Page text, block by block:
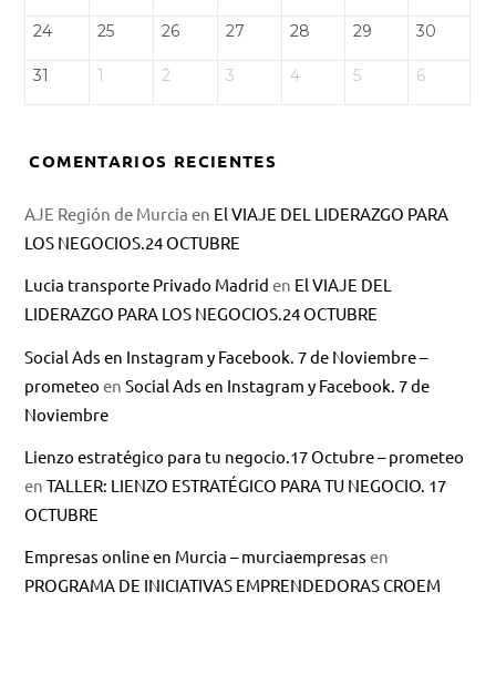
24 25 26 27 28 29 30
31 1 2 3 4 5 6
COMENTARIOS RECIENTES
AJE Región de Murcia en El VIAJE DEL LIDERAZGO PARA
LOS NEGOCIOS.24 OCTUBRE
Lucia transporte Privado Madrid en El VIAJE DEL
LIDERAZGO PARA LOS NEGOCIOS.24 OCTUBRE
Social Ads en Instagram y Facebook. 7 de Noviembre –
prometeo enSocial Ads en Instagram y Facebook. 7 de
Noviembre
Lienzo estratégico para tu negocio.17 Octubre – prometeo
enTALLER: LIENZO ESTRATÉGICO PARA TU NEGOCIO. 17
OCTUBRE
Empresas online en Murcia – murciaempresas en
PROGRAMA DE INICIATIVAS EMPRENDEDORAS CROEM